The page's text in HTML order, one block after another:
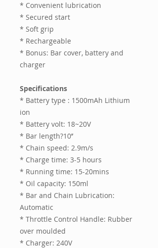
* Convenient lubrication
* Secured start
* Soft grip
* Rechargeable
* Bonus: Bar cover, battery and
charger
Specifications
* Battery type : 1500mAh Lithium
ion
* Battery volt: 18~20V
* Bar length?10’’
* Chain speed: 2.9m/s
* Charge time: 3-5 hours
* Running time: 15-20mins
* Oil capacity: 150ml
* Bar and Chain Lubrication:
Automatic
* Throttle Control Handle: Rubber
over moulded
* Charger: 240V